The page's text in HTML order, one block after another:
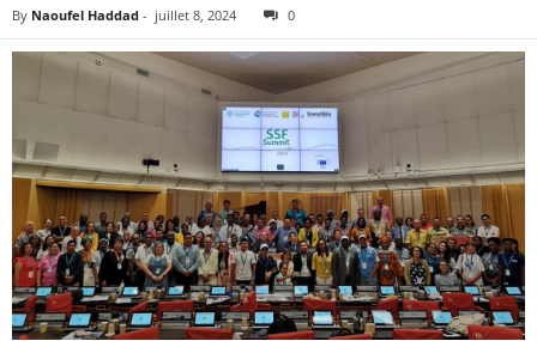
By Naoufel Haddad - juillet 8, 2024 0